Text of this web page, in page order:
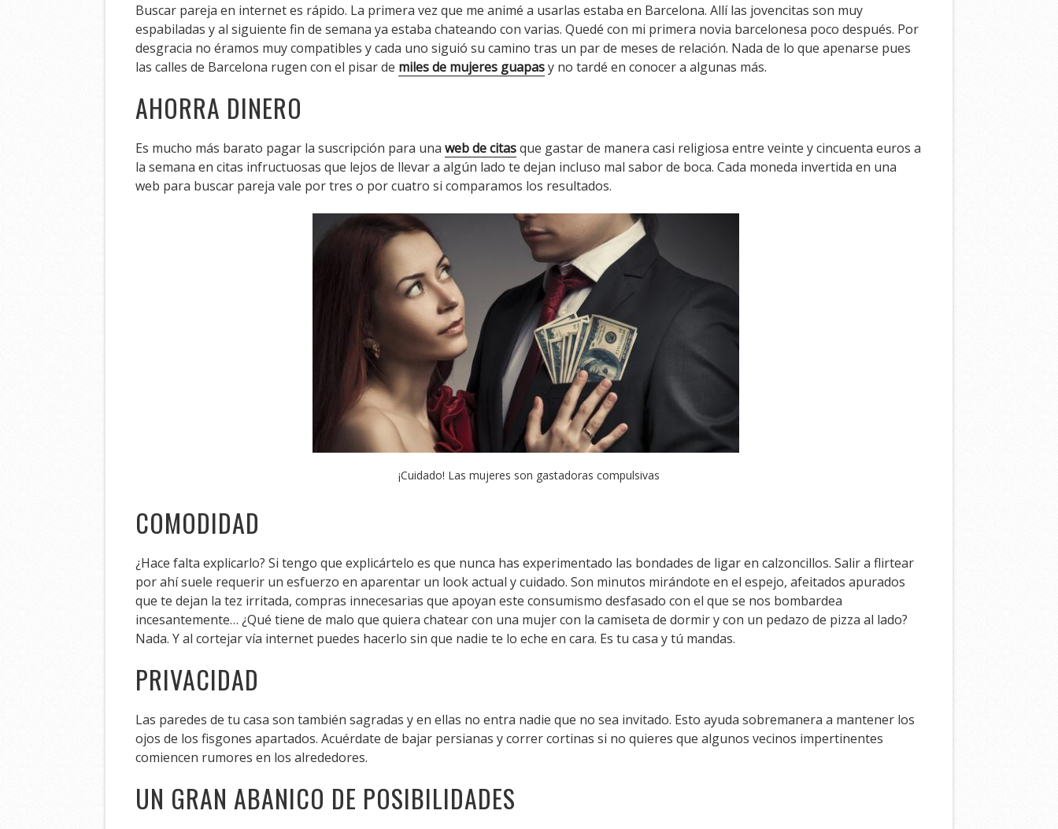
Buscar pareja en internet es rápido. La primera vez que me animé a usarlas estaba en Barcelona. Allí las jovencitas son muy
espabiladas y al siguiente fin de semana ya estaba chateando con varias. Quedé con mi primera novia barcelonesa poco después. Por
desgracia no éramos muy compatibles y cada uno siguió su camino tras un par de meses de relación. Nada de lo que apenarse pues
las calles de Barcelona rugen con el pisar de miles de mujeres guapasy no tardé en conocer a algunas más.
AHORRA DINERO
Es mucho más barato pagar la suscripción para unaweb de citasque gastar de manera casi religiosa entre veinte y cincuenta euros a
la semana en citas infructuosas que lejos de llevar a algún lado te dejan incluso mal sabor de boca. Cada moneda invertida en una
web para buscar pareja vale por tres o por cuatro si comparamos los resultados.
¡Cuidado! Las mujeres son gastadoras compulsivas
COMODIDAD
¿Hace falta explicarlo? Si tengo que explicártelo es que nunca has experimentado las bondades de ligar en calzoncillos. Salir a flirtear
por ahí suele requerir un esfuerzo en aparentar un look actual y cuidado. Son minutos mirándote en el espejo, afeitados apurados
que te dejan la tez irritada, compras innecesarias que apoyan este consumismo desfasado con el que se nos bombardea
incesantemente… ¿Qué tiene de malo que quiera chatear con una mujer con la camiseta de dormir y con un pedazo de pizza al lado?
Nada. Y al cortejar vía internet puedes hacerlo sin que nadie te lo eche en cara. Es tu casa y tú mandas.
PRIVACIDAD
Las paredes de tu casa son también sagradas y en ellas no entra nadie que no sea invitado. Esto ayuda sobremanera a mantener los
ojos de los fisgones apartados. Acuérdate de bajar persianas y correr cortinas si no quieres que algunos vecinos impertinentes
comiencen rumores en los alrededores.
UN GRAN ABANICO DE POSIBILIDADES